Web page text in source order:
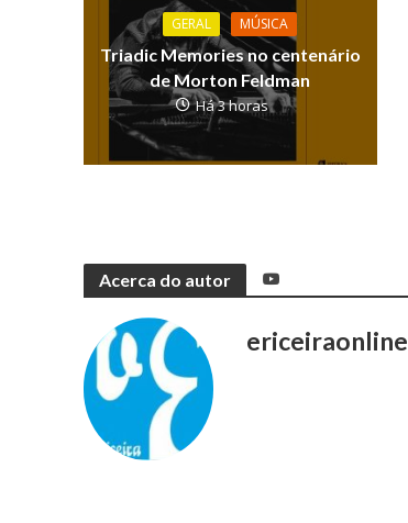
GERAL MÚSICA
Triadic Memories no centenário
de Morton Feldman
Há 3 horas
Acerca do autor
ericeiraonline